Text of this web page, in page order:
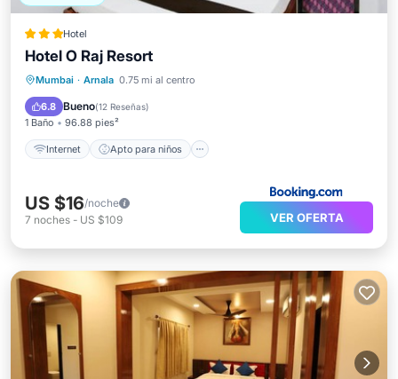
Hotel
Hotel O Raj Resort
Mumbai · Arnala 0.75 mi al centro
6.8 Bueno(12 Reseñas)
1 Baño 96.88 pies²
Internet Apto para niños
Internet
Seguridad/Protección
Servicios para huéspedes
US $16/noche
7 noches - US $109 VER OFERTA